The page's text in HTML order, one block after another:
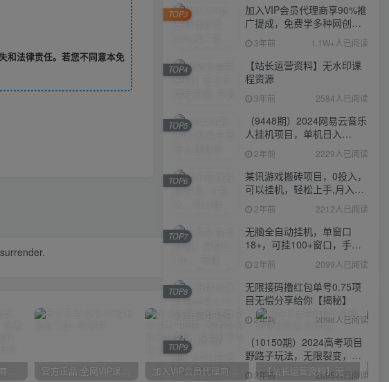
和法律责任。若您不同意本免
加入VIP会员代理商，享90%的推广提成，免费学习多种网上创业课程，菜鸟秒变大神！ 官方正品 全网VIP课程 无损下载~ 加入VIP会员代理商享90%推广提成，免费学多种网创课程，菜鸟秒变大神 【站长运营资料】无水印课程资源
加入VIP会员代理商享90%推
广提成，免费学多种网创课
程，菜鸟秒变大神
3年前 1.1W+人已阅读
TOP3
【站长运营资料】无水印课
程资源
3年前 2584人已阅读
TOP4
（9448期）2024网易云音乐
人挂机项目，单机日入
150+，无脑月入5000+
2年前 2229人已阅读
TOP5
某讯游戏搬砖项目，0投入，
可以挂机，轻松上手,月入
3000+上不封顶
2年前 2212人已阅读
TOP6
无脑全自动挂机，单窗口
18+，可挂100+窗口，手机
电脑均可操作
2年前 2099人已阅读
TOP7
无限接码撸红包单号0.75项
目无偿分享给你【揭秘】
2年前 2098人已阅读
TOP8
（10150期）2024高考项目
野路子玩法，无限裂变，最
高一天1W＋！
2年前 2095人已阅读
TOP9